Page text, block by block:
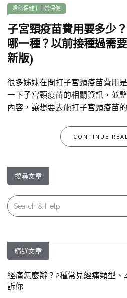
婦科保健 日常保健
子宮頸疫苗費用要多少
哪一種？以前接種過需
新版)
很多姊妹在問打子宮頸疫苗費用
一下子宮頸疫苗的相關資訊，並
內容，讓想要去施打子宮頸疫苗
CONTINUE
搜尋文章
Search
for:
精選文章
經痛怎麼辦？2種常見經痛類型
訴你